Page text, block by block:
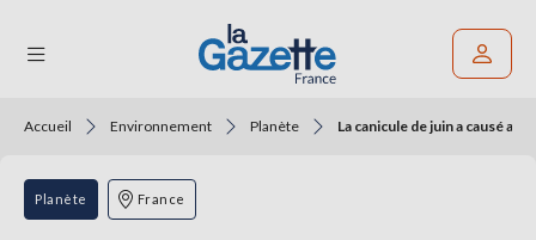
THÉMATIQUES
Accueil Environnement Planète La canicule de juin a causé
Planète France